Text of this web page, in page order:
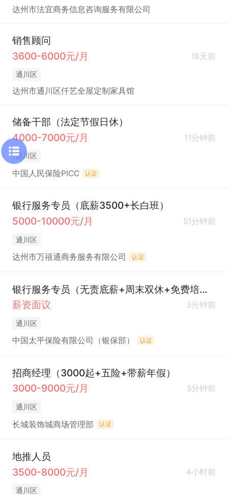
达州市法宜商务信息咨询服务有限公司
销售顾问
3600-6000元/月
18天前
通川区
达州市通川区仟艺全屋定制家具馆
储备干部（法定节假日休）
4000-7000元/月
11分钟前
达川区
中国人民保险PICC 认证
银行服务专员（底薪3500+长白班）
5000-10000元/月
51分钟前
通川区
达州市万禧通商务服务有限公司 认证
银行服务专员（无责底薪+周末双休+免费培训）
薪资面议
3分钟前
通川区
中国太平保险有限公司（银保部） 认证
招商经理（3000起+五险+带薪年假）
3000-9000元/月
5分钟前
通川区
长城装饰城商场管理部 认证
地推人员
3500-8000元/月
4小时前
通川区